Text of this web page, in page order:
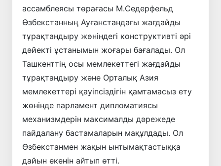
ассамблеясы төрағасы М.Седерфельд
Өзбекстанның Ауғанстандағы жағдайды
тұрақтандыру жөніндегі конструктивті әрі
дәйекті ұстанымын жоғары бағалады. Ол
Ташкенттің осы мемлекеттегі жағдайды
тұрақтандыру және Орталық Азия
мемлекеттері қауіпсіздігін қамтамасыз ету
жөнінде парламент дипломатиясы
механизмдерін максималды дәрежеде
пайдалану бастамаларын мақұлдады. Ол
Өзбекстанмен жақын ынтымақтастыққа
дайын екенін айтып өтті.